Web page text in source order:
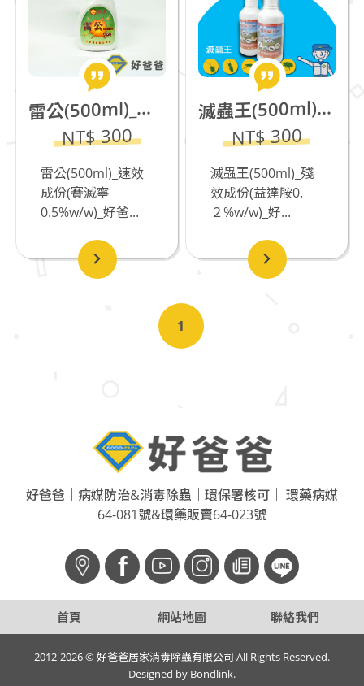
雷公(500ml)_速效成份(賽滅寧0.5%w/w)~缺貨
NT$ 300
雷公(500ml)_速效
成份(賽滅寧
0.5%w/w)_好爸...
滅蟲王(500ml)_殘效成份(益達胺0.２%w/w)
NT$ 300
滅蟲王(500ml)_殘
效成份(益達胺0.
２%w/w)_好...
1
好爸爸｜病媒防治&消毒除蟲｜環保署核可｜ 環藥病媒
64-081號&環藥販賣64-023號
f
首頁 網站地圖 聯絡我們
2012-2026 © 好爸爸居家消毒除蟲有限公司 All Rights Reserved.
Designed by Bondlink.